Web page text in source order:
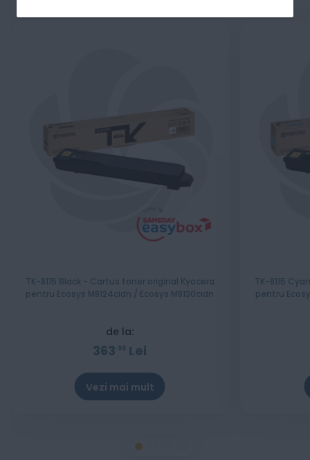
TK-8115 Black - Cartus toner original Kyocera
pentru Ecosys M8124cidn / Ecosys M8130cidn
de la:
363 99 Lei
Vezi mai mult
TK-8115
pentru